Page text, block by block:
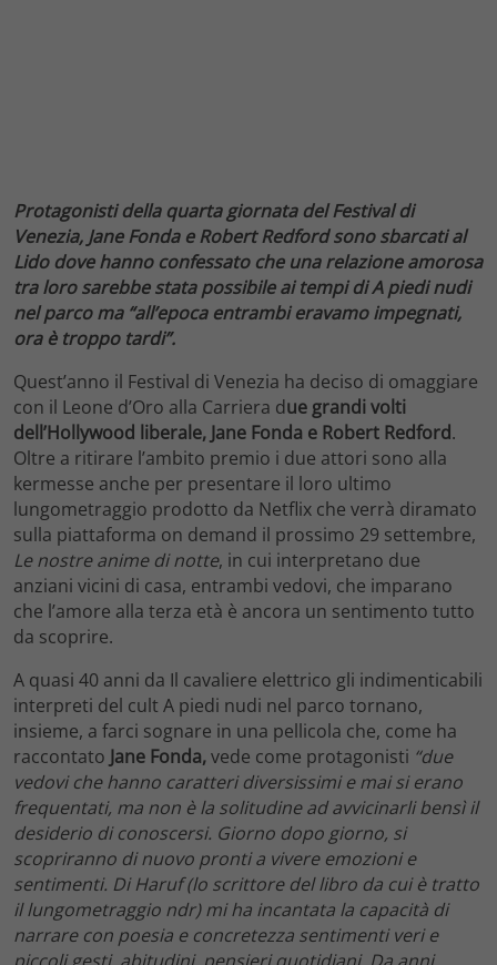
Protagonisti della quarta giornata del Festival di
Venezia, Jane Fonda e Robert Redford sono sbarcati al
Lido dove hanno confessato che una relazione amorosa
tra loro sarebbe stata possibile ai tempi di A piedi nudi
nel parco ma “all’epoca entrambi eravamo impegnati,
ora è troppo tardi”.
Quest’anno il Festival di Venezia ha deciso di omaggiare
con il Leone d’Oro alla Carriera due grandi volti
dell’Hollywood liberale, Jane Fonda e Robert Redford.
Oltre a ritirare l’ambito premio i due attori sono alla
kermesse anche per presentare il loro ultimo
lungometraggio prodotto da Netflix che verrà diramato
sulla piattaforma on demand il prossimo 29 settembre,
Le nostre anime di notte, in cui interpretano due
anziani vicini di casa, entrambi vedovi, che imparano
che l’amore alla terza età è ancora un sentimento tutto
da scoprire.
A quasi 40 anni da Il cavaliere elettrico gli indimenticabili
interpreti del cult A piedi nudi nel parco tornano,
insieme, a farci sognare in una pellicola che, come ha
raccontato Jane Fonda,vede come protagonisti “due
vedovi che hanno caratteri diversissimi e mai si erano
frequentati, ma non è la solitudine ad avvicinarli bensì il
desiderio di conoscersi. Giorno dopo giorno, si
scopriranno di nuovo pronti a vivere emozioni e
sentimenti. Di Haruf (lo scrittore del libro da cui è tratto
il lungometraggio ndr) mi ha incantata la capacità di
narrare con poesia e concretezza sentimenti veri e